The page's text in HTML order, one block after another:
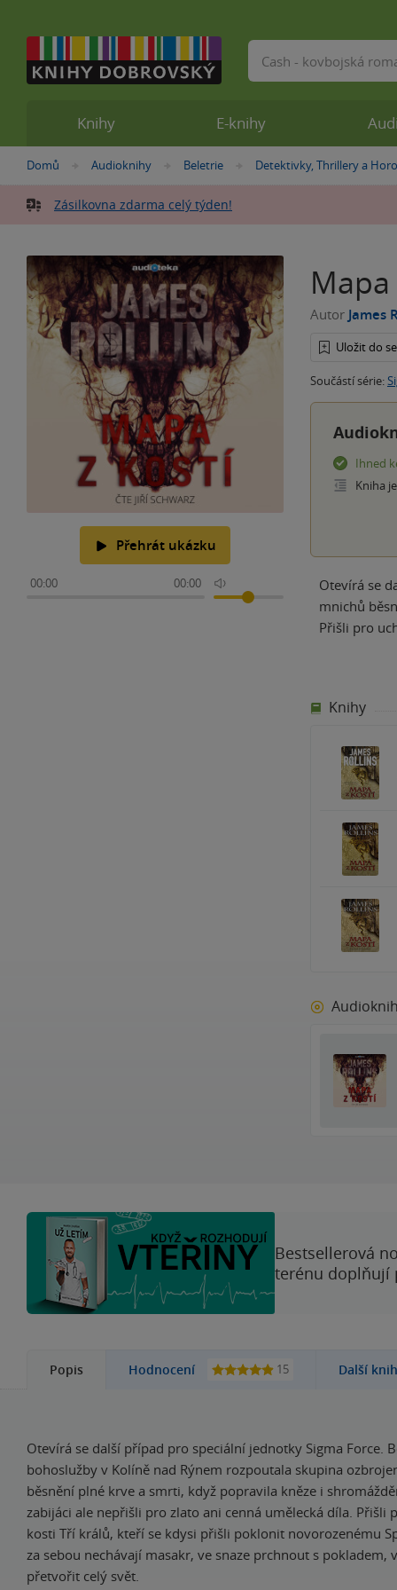
Nacházíte
zde:
Domů »Audioknihy »
Beletrie »
Detektivky, Thrillery a
Zásilkovna zdarma celý týden!
Přehrát ukázku
00:00 00:00
Autor James
Uložit do
Součástí série:
Ihned
Kniha
Otevírá se
mnichů
Přišli pro
Knihy
Bestsellerová
terénu doplňují
Popis Hodnocení 15 Další
Otevírá se další případ pro speciální jednotky Sigma Force.
bohoslužby v Kolíně nad Rýnem rozpoutala skupina
běsnění plné krve a smrti, když popravila kněze i
zabijáci ale nepřišli pro zlato ani cenná umělecká díla. Přišli
kosti Tří králů, kteří se kdysi přišli poklonit novorozenému
za sebou nechávají masakr, ve snaze prchnout s pokladem,
přetvořit celý svět.
Knihy E-knihy
Vyhledávání